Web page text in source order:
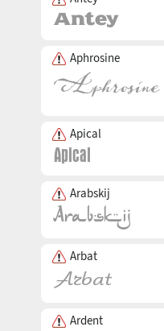
Aphrosine
Apical
Arabskij
Arbat
Ardent